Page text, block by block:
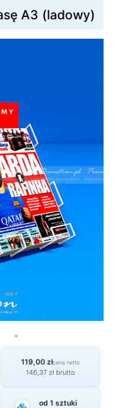
A3 (ladowy)
119,00 złcena netto
146,37 zł brutto
od 1 sztuki